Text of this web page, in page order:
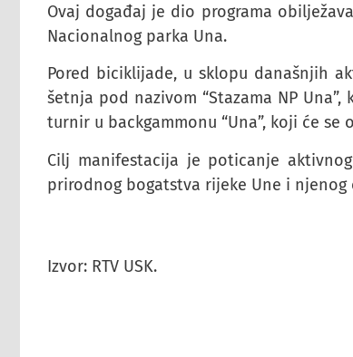
Ovaj događaj je dio programa
Nacionalnog parka Una.
Pored biciklijade, u sklopu današnjih
šetnja pod nazivom “Stazama NP
turnir u backgammonu “Una”, koji će
Cilj manifestacija je poticanje
prirodnog bogatstva rijeke Une i njenog
Izvor: RTV USK.